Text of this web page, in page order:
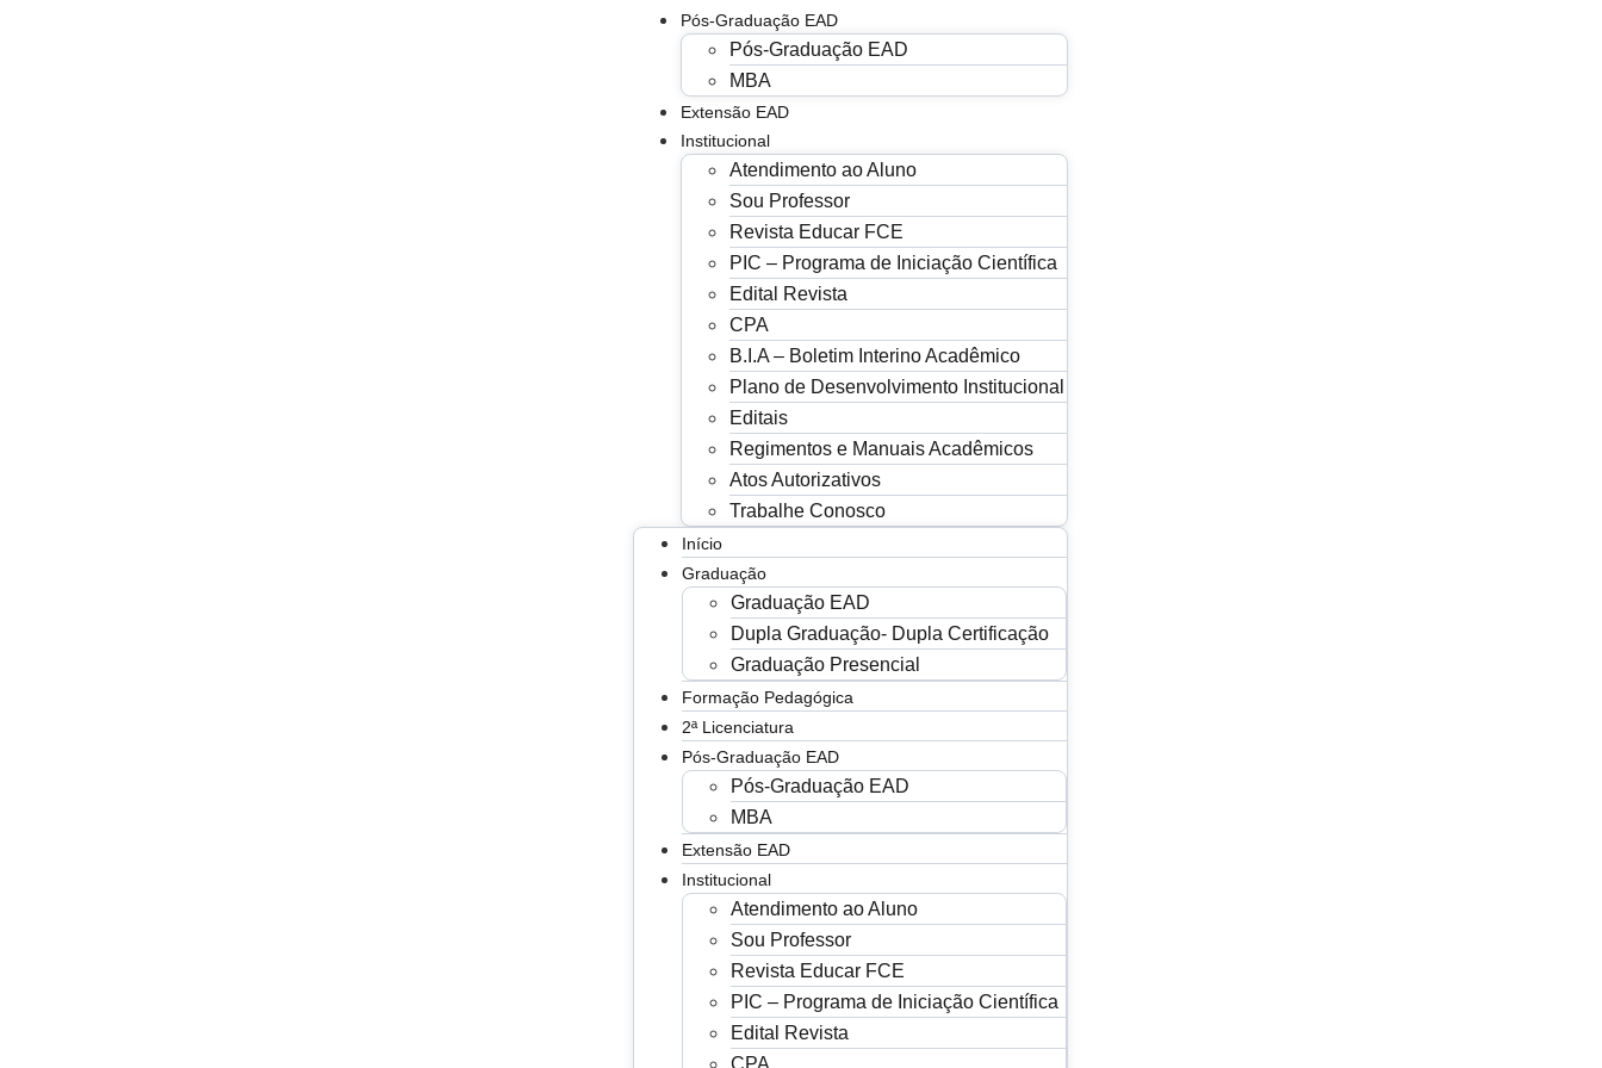
Pós-Graduação EAD
Pós-Graduação EAD
MBA
Extensão EAD
Institucional
Atendimento ao Aluno
Sou Professor
Revista Educar FCE
PIC – Programa de Iniciação Científica
Edital Revista
CPA
B.I.A – Boletim Interino Acadêmico
Plano de Desenvolvimento Institucional
Editais
Regimentos e Manuais Acadêmicos
Atos Autorizativos
Trabalhe Conosco
Início
Graduação
Graduação EAD
Dupla Graduação- Dupla Certificação
Graduação Presencial
Formação Pedagógica
2ª Licenciatura
Pós-Graduação EAD
Pós-Graduação EAD
MBA
Extensão EAD
Institucional
Atendimento ao Aluno
Sou Professor
Revista Educar FCE
PIC – Programa de Iniciação Científica
Edital Revista
CPA